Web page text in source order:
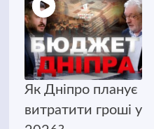
Як Дніпро планує
витратити гроші у